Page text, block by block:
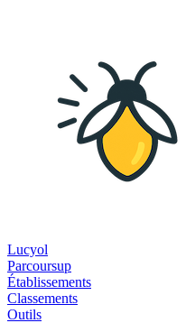
Lucyol
Parcoursup
Établissements
Classements
Outils